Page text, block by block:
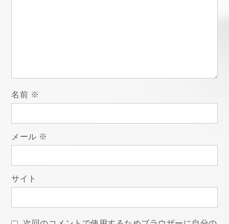
ン
名前 ※
メール ※
サイト